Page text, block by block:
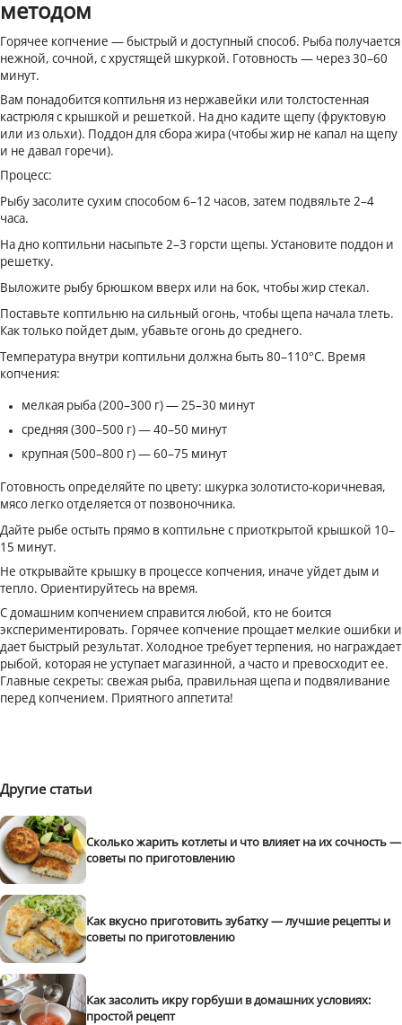
методом
Горячее копчение — быстрый и доступный способ. Рыба получается
нежной, сочной, с хрустящей шкуркой. Готовность — через 30–60
минут.
Вам понадобится коптильня из нержавейки или толстостенная
кастрюля с крышкой и решеткой. На дно кадите щепу (фруктовую
или из ольхи). Поддон для сбора жира (чтобы жир не капал на щепу
и не давал горечи).
Процесс:
Рыбу засолите сухим способом 6–12 часов, затем подвяльте 2–4
часа.
На дно коптильни насыпьте 2–3 горсти щепы. Установите поддон и
решетку.
Выложите рыбу брюшком вверх или на бок, чтобы жир стекал.
Поставьте коптильню на сильный огонь, чтобы щепа начала тлеть.
Как только пойдет дым, убавьте огонь до среднего.
Температура внутри коптильни должна быть 80–110°C. Время
копчения:
мелкая рыба (200–300 г) — 25–30 минут
средняя (300–500 г) — 40–50 минут
крупная (500–800 г) — 60–75 минут
Готовность определяйте по цвету: шкурка золотисто-коричневая,
мясо легко отделяется от позвоночника.
Дайте рыбе остыть прямо в коптильне с приоткрытой крышкой 10–
15 минут.
Не открывайте крышку в процессе копчения, иначе уйдет дым и
тепло. Ориентируйтесь на время.
С домашним копчением справится любой, кто не боится
экспериментировать. Горячее копчение прощает мелкие ошибки и
дает быстрый результат. Холодное требует терпения, но награждает
рыбой, которая не уступает магазинной, а часто и превосходит ее.
Главные секреты: свежая рыба, правильная щепа и подвяливание
перед копчением. Приятного аппетита!
Другие статьи
Сколько жарить котлеты и что влияет на их сочность —
советы по приготовлению
Как вкусно приготовить зубатку — лучшие рецепты и
советы по приготовлению
Как засолить икру горбуши в домашних условиях:
простой рецепт